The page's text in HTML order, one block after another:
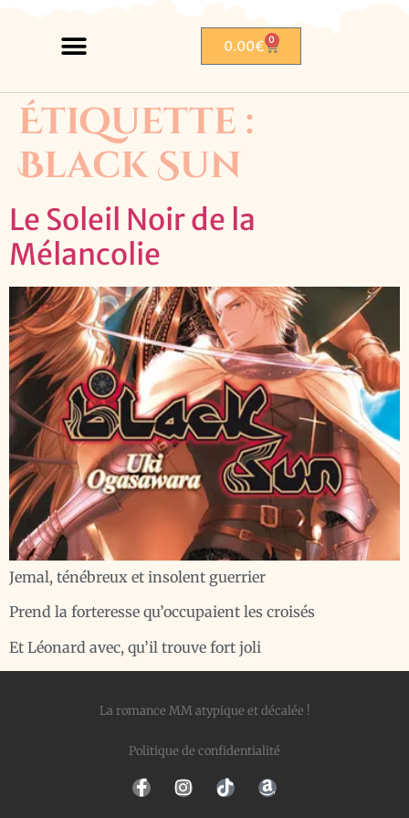
0.00€ 0
Étiquette :
Black Sun
Le Soleil Noir de la
Mélancolie
Jemal, ténébreux et insolent guerrier
Prend la forteresse qu’occupaient les croisés
Et Léonard avec, qu’il trouve fort joli
La romance MM atypique et décalée !
Politique de confidentialité